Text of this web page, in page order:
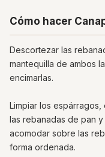
Cómo hacer
Descortezar las
mantequilla de ambos
encimarlas.
Limpiar los
las rebanadas de pan
acomodar sobre las
forma ordenada.